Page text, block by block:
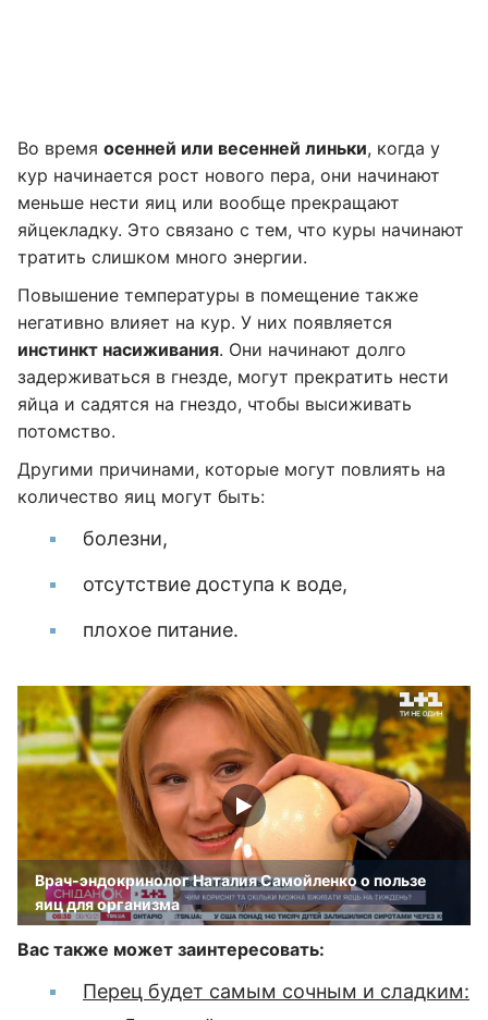
Во время осенней или весенней линьки, когда у
кур начинается рост нового пера, они начинают
меньше нести яиц или вообще прекращают
яйцекладку. Это связано с тем, что куры начинают
тратить слишком много энергии.
Повышение температуры в помещение также
негативно влияет на кур. У них появляется
инстинкт насиживания. Они начинают долго
задерживаться в гнезде, могут прекратить нести
яйца и садятся на гнездо, чтобы высиживать
потомство.
Другими причинами, которые могут повлиять на
количество яиц могут быть:
болезни,
отсутствие доступа к воде,
плохое питание.
Врач-эндокринолог Наталия Самойленко о пользе
яиц для организма
Вас также может заинтересовать:
Перец будет самым сочным и сладким: